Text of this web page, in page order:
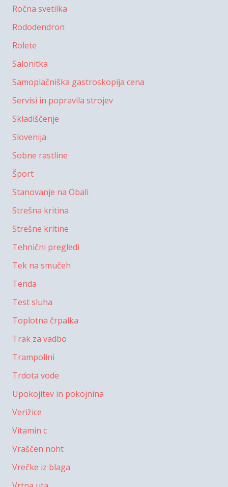
Ročna svetilka
Rododendron
Rolete
Salonitka
Samoplačniška gastroskopija cena
Servisi in popravila strojev
Skladiščenje
Slovenija
Sobne rastline
Šport
Stanovanje na Obali
Strešna kritina
Strešne kritine
Tehnični pregledi
Tek na smučeh
Tenda
Test sluha
Toplotna črpalka
Trak za vadbo
Trampolini
Trdota vode
Upokojitev in pokojnina
Verižice
Vitamin c
Vraščen noht
Vrečke iz blaga